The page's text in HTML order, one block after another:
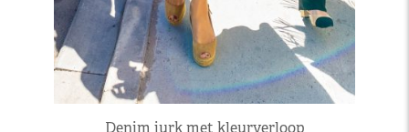
Denim jurk met kleurverloop